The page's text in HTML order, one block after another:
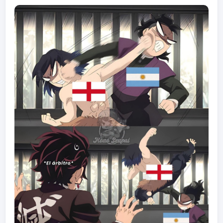
que le provocó una falla multiorgánica.
Cuando el personal revisó el equipo, encontró
una sustancia café dentro del tubo del suero.
Los análisis apuntaron a que, con altísima
probabilidad, era excremento humano.
La principal sospechosa era la jefa de
enfermeras del turno nocturno.
Las cámaras de seguridad y la investigación
terminaron señalándola.
Ella, por supuesto, niega haber mezclado
excremento en el suero.
Y el hospital emitió un comunicado calificando
el caso como imperdonable, tanto para un